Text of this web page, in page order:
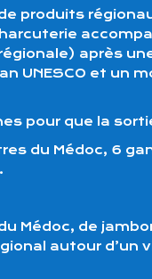
produits
après
UNESCO et un
pour que la
du Médoc, 6
Médoc, de
autour d’un